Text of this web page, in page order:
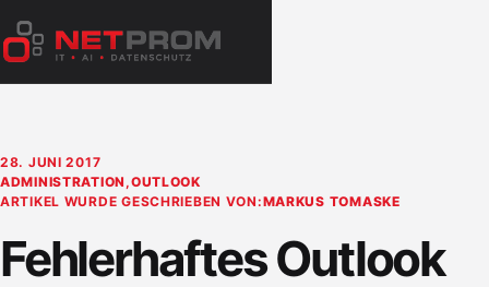
Inhalt
28. JUNI 2017
ADMINISTRATION ,OUTLOOK
ARTIKEL WURDE GESCHRIEBEN VON:MARKUS TOMASKE
Fehlerhaftes Outlook